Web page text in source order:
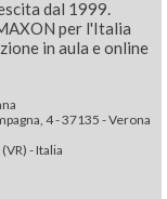
dal 1999.
per l'Italia
in aula e online
4 - 37135 - Verona
- Italia